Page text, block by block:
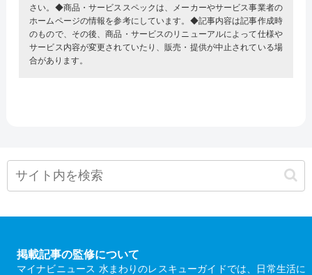
さい。◆商品・サービススペックは、メーカーやサービス事業者の
ホームページの情報を参考にしています。◆記事内容は記事作成時
のもので、その後、商品・サービスのリニューアルによって仕様や
サービス内容が変更されていたり、販売・提供が中止されている場
合があります。
掲載記事の監修について
マイナビニュース 水まわりのレスキューガイドでは、日常生活に